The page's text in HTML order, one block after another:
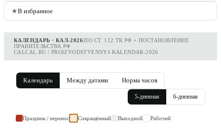
★В избранное
КАЛЕНДАРЬ · КАЛ-2026|ПО СТ. 112 ТК РФ + ПОСТАНОВЛЕНИЕ
ПРАВИТЕЛЬСТВА РФ
CALCAL.RU / PROIZVODSTVENNYJ-KALENDAR-2026
Календарь Между датами Норма часов
5-дневная 6-дневная
Праздник / перенос Сокращённый Выходной Рабочий